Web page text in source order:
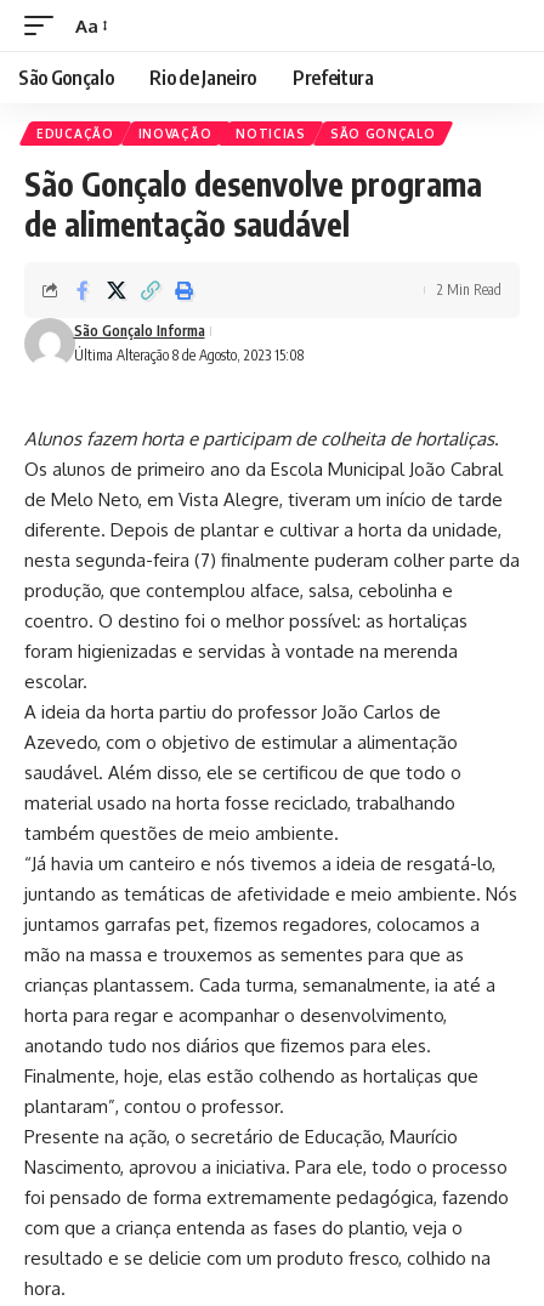
Aa
São Gonçalo Rio de Janeiro Prefeitura
EDUCAÇÃO INOVAÇÃO NOTICIAS SÃO GONÇALO
São Gonçalo desenvolve programa
de alimentação saudável
Última Alteração 8 de Agosto, 2023 15:08
São Gonçalo Informa
2 Min Read
Alunos fazem horta e participam de colheita de hortaliças.
Os alunos de primeiro ano da Escola Municipal João Cabral
de Melo Neto, em Vista Alegre, tiveram um início de tarde
diferente. Depois de plantar e cultivar a horta da unidade,
nesta segunda-feira (7) finalmente puderam colher parte da
produção, que contemplou alface, salsa, cebolinha e
coentro. O destino foi o melhor possível: as hortaliças
foram higienizadas e servidas à vontade na merenda
escolar.
A ideia da horta partiu do professor João Carlos de
Azevedo, com o objetivo de estimular a alimentação
saudável. Além disso, ele se certificou de que todo o
material usado na horta fosse reciclado, trabalhando
também questões de meio ambiente.
“Já havia um canteiro e nós tivemos a ideia de resgatá-lo,
juntando as temáticas de afetividade e meio ambiente. Nós
juntamos garrafas pet, fizemos regadores, colocamos a
mão na massa e trouxemos as sementes para que as
crianças plantassem. Cada turma, semanalmente, ia até a
horta para regar e acompanhar o desenvolvimento,
anotando tudo nos diários que fizemos para eles.
Finalmente, hoje, elas estão colhendo as hortaliças que
plantaram”, contou o professor.
Presente na ação, o secretário de Educação, Maurício
Nascimento, aprovou a iniciativa. Para ele, todo o processo
foi pensado de forma extremamente pedagógica, fazendo
com que a criança entenda as fases do plantio, veja o
resultado e se delicie com um produto fresco, colhido na
hora.